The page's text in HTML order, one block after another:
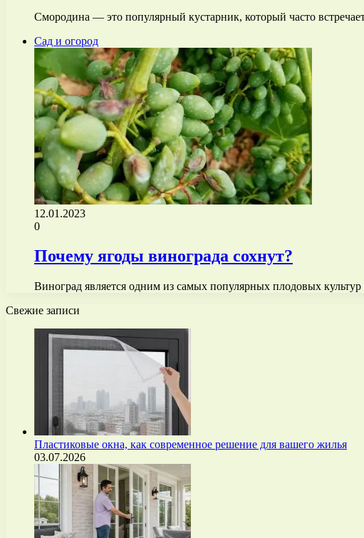
Смородина — это популярный кустарник, который часто
Сад и огород
12.01.2023
0
Почему ягоды винограда сохнут?
Виноград является одним из самых популярных плодовых
Свежие записи
Пластиковые окна, как современное решение для вашего жилья
03.07.2026